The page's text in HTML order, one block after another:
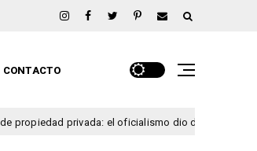
CONTACTO
el oficialismo dio de baja el capítulo de venta de